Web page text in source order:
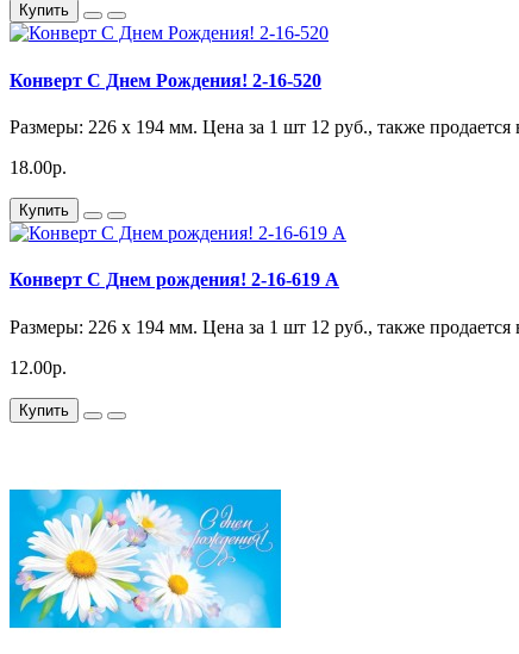
Купить
Конверт С Днем Рождения! 2-16-520
Размеры: 226 x 194 мм. Цена за 1 шт 12 руб., также
18.00р.
Купить
Конверт С Днем рождения! 2-16-619 A
Размеры: 226 x 194 мм. Цена за 1 шт 12 руб., также
12.00р.
Купить